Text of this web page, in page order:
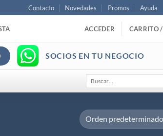
Contacto Novedades Promos Ayuda
ACCEDER CARRITO /
SOCIOS EN TU NEGOCIO
por: